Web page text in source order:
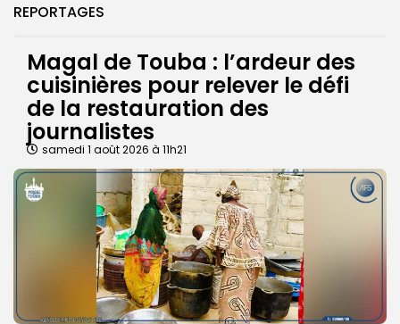
REPORTAGES
Magal de Touba : l’ardeur des
cuisinières pour relever le défi
de la restauration des
journalistes
samedi 1 août 2026 à 11h21